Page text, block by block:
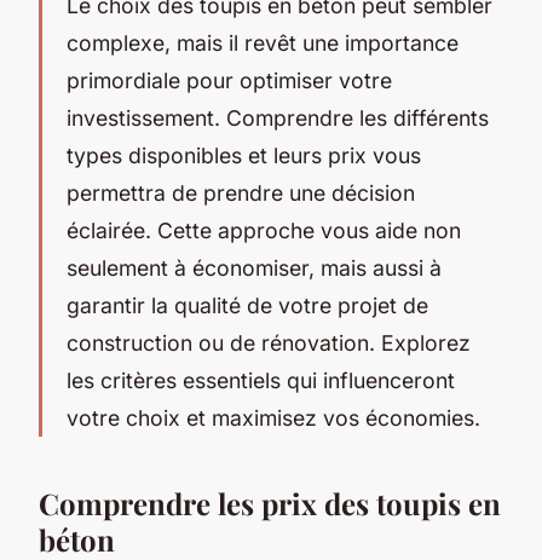
Le choix des toupis en béton peut sembler
complexe, mais il revêt une importance
primordiale pour optimiser votre
investissement. Comprendre les différents
types disponibles et leurs prix vous
permettra de prendre une décision
éclairée. Cette approche vous aide non
seulement à économiser, mais aussi à
garantir la qualité de votre projet de
construction ou de rénovation. Explorez
les critères essentiels qui influenceront
votre choix et maximisez vos économies.
Comprendre les prix des toupis en
béton